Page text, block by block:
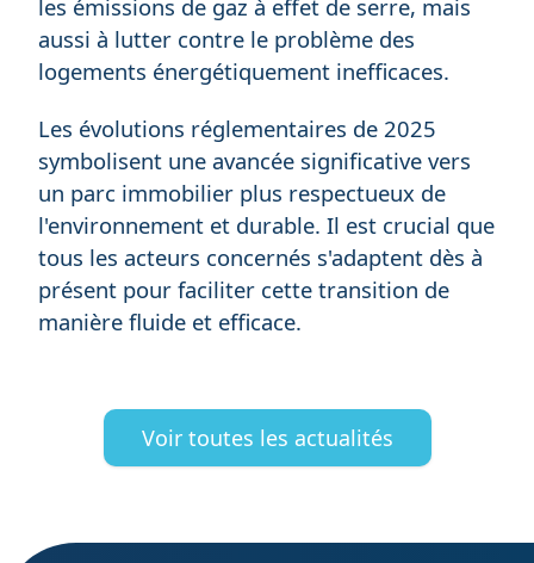
les émissions de gaz à effet de serre, mais
aussi à lutter contre le problème des
logements énergétiquement inefficaces.
Les évolutions réglementaires de 2025
symbolisent une avancée significative vers
un parc immobilier plus respectueux de
l'environnement et durable. Il est crucial que
tous les acteurs concernés s'adaptent dès à
présent pour faciliter cette transition de
manière fluide et efficace.
Voir toutes les actualités